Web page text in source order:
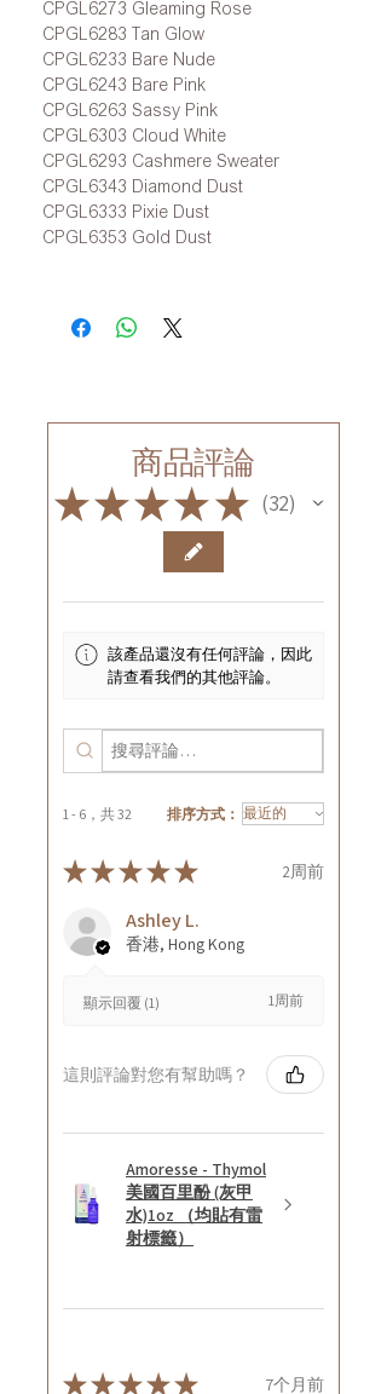
CPGL6273 Gleaming Rose
CPGL6283 Tan Glow
CPGL6233 Bare Nude
CPGL6243 Bare Pink
CPGL6263 Sassy Pink
CPGL6303 Cloud White
CPGL6293 Cashmere Sweater
CPGL6343 Diamond Dust
CPGL6333 Pixie Dust
CPGL6353 Gold Dust
商品評論
★★★★★ 32
32
該產品還沒有任何評論，因此
請查看我們的其他評論。
1 - 6，共 32 排序方式：
★★★★★ 2周前
Ashley L.
香港, Hong Kong
顯示回覆 (1) 1周前
這則評論對您有幫助嗎？
Amoresse - Thymol
美國百里酚 (灰甲
水)1oz （均貼有雷
射標籤）
★★★★★ 7个月前